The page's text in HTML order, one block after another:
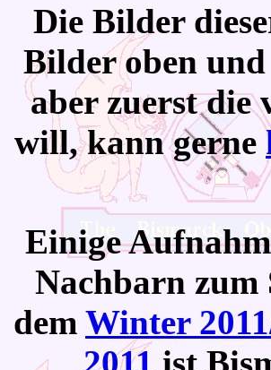
Die Bilder
Bilder oben
aber zuerst die
will, kann gerne
Einige
Nachbarn zum
dem Winter